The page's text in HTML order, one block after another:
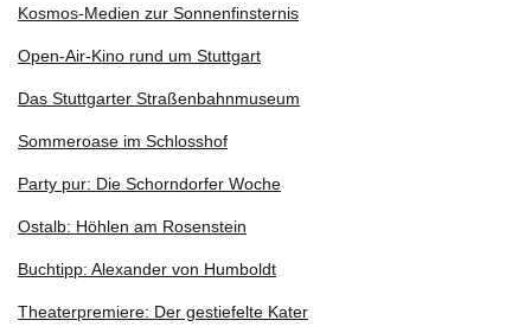
Kosmos-Medien zur Sonnenfinsternis
Open-Air-Kino rund um Stuttgart
Das Stuttgarter Straßenbahnmuseum
Sommeroase im Schlosshof
Party pur: Die Schorndorfer Woche
Ostalb: Höhlen am Rosenstein
Buchtipp: Alexander von Humboldt
Theaterpremiere: Der gestiefelte Kater